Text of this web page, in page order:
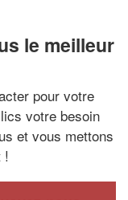
le meilleur
pour votre
votre besoin
et vous mettons
!